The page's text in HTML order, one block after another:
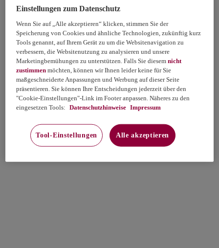
Einstellungen zum Datenschutz
Wenn Sie auf „Alle akzeptieren“ klicken, stimmen Sie der
Speicherung von Cookies und ähnliche Technologien, zukünftig kurz
Tools genannt, auf Ihrem Gerät zu um die Websitenavigation zu
verbessern, die Websitenutzung zu analysieren und unsere
Marketingbemühungen zu unterstützen. Falls Sie diesemnicht
zustimmen möchten, können wir Ihnen leider keine für Sie
maßgeschneiderte Anpassungen und Werbung auf dieser Seite
präsentieren. Sie können Ihre Entscheidungen jederzeit über den
"Cookie-Einstellungen"-Link im Footer anpassen. Näheres zu den
eingesetzen Tools: Datenschutzhinweise Impressum
Tool-Einstellungen Alle akzeptieren